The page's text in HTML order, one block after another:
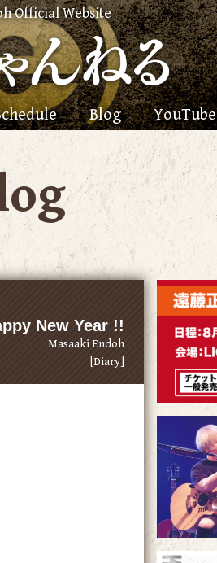
Official Website
Blog YouTube
New Year !!
Masaaki Endoh
[Diary]